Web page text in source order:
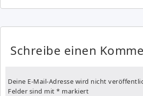
Schreibe einen
Deine E-Mail-Adresse wird nicht
Felder sind mit * markiert